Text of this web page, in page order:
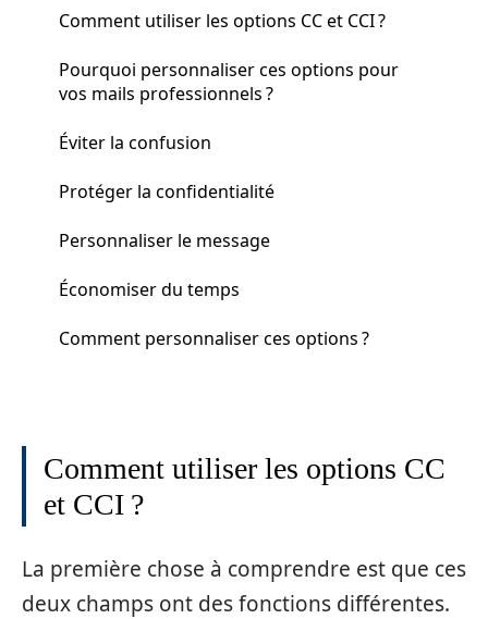
Comment utiliser les options CC et CCI ?
Pourquoi personnaliser ces options pour
vos mails professionnels ?
Éviter la confusion
Protéger la confidentialité
Personnaliser le message
Économiser du temps
Comment personnaliser ces options ?
Comment utiliser les options CC
et CCI ?
La première chose à comprendre est que ces
deux champs ont des fonctions différentes.